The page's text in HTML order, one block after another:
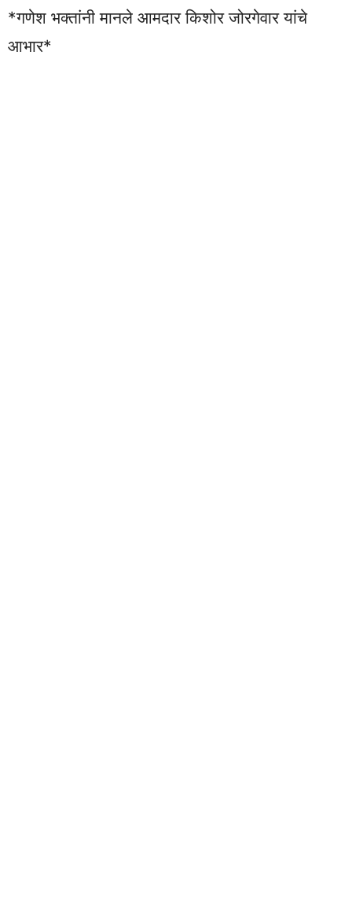
*गणेश भक्तांनी मानले आमदार किशोर जोरगेवार यांचे
आभार*